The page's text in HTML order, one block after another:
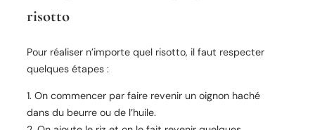
risotto
Pour réaliser n’importe quel risotto, il faut respecter
quelques étapes :
On commencer par faire revenir un oignon haché
dans du beurre ou de l’huile.